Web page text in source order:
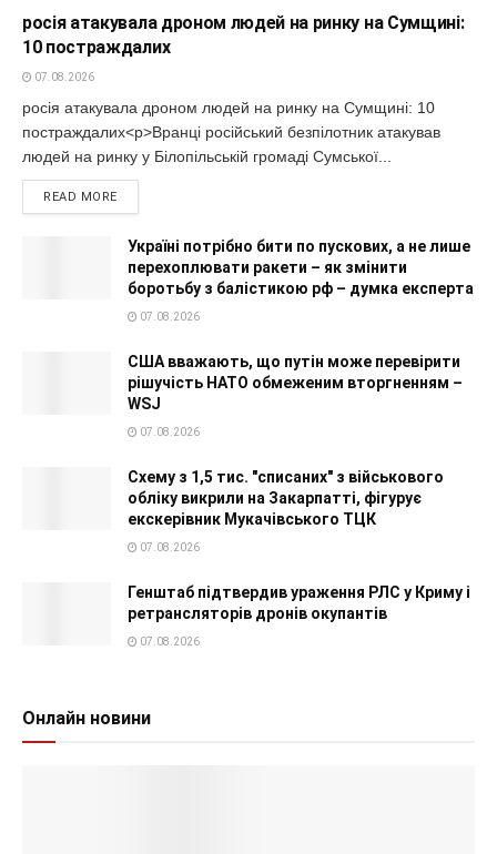
росія атакувала дроном людей на ринку на Сумщині:
10 постраждалих
07.08.2026
росія атакувала дроном людей на ринку на Сумщині: 10
постраждалих<p>Вранці російський безпілотник атакував
людей на ринку у Білопільській громаді Сумської...
READ MORE
Україні потрібно бити по пускових, а не лише
перехоплювати ракети – як змінити
боротьбу з балістикою рф – думка експерта
07.08.2026
США вважають, що путін може перевірити
рішучість НАТО обмеженим вторгненням –
WSJ
07.08.2026
Схему з 1,5 тис. "списаних" з військового
обліку викрили на Закарпатті, фігурує
екскерівник Мукачівського ТЦК
07.08.2026
Генштаб підтвердив ураження РЛС у Криму і
ретрансляторів дронів окупантів
07.08.2026
Онлайн новини